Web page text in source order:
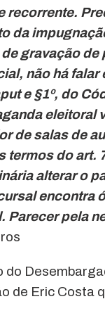
recorrente.
da
gravação
não há falar
e §1º, do
eleitoral
de salas de
do art.
alterar o
encontra
Parecer pela
de Eric Costa